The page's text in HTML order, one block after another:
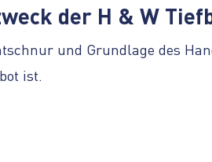
der H & W
und Grundlage des
ist.